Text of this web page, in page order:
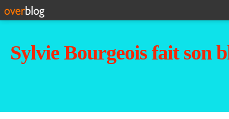
Sylvie Bourgeois fait son